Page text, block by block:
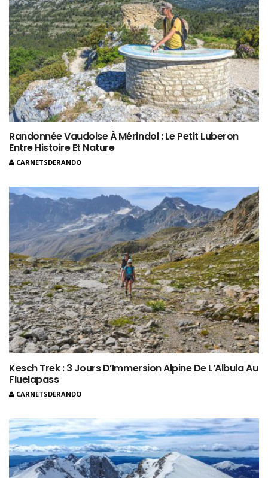
Randonnée Vaudoise À Mérindol : Le Petit Luberon
Entre Histoire Et Nature
CARNETSDERANDO
Kesch Trek : 3 Jours D’Immersion Alpine De L’Albula Au
Fluelapass
CARNETSDERANDO